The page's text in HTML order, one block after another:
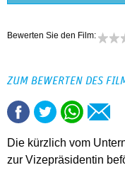
Bewerten Sie den Film:
ZUM BEWERTEN DES
Die kürzlich vom
zur Vizepräsidentin